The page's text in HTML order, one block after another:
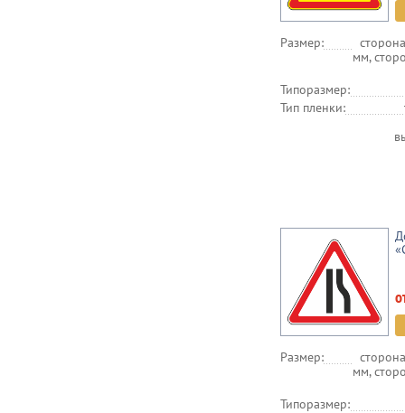
Размер:
мм,
Типоразмер:
Тип пленки:
Размер:
мм,
Типоразмер: